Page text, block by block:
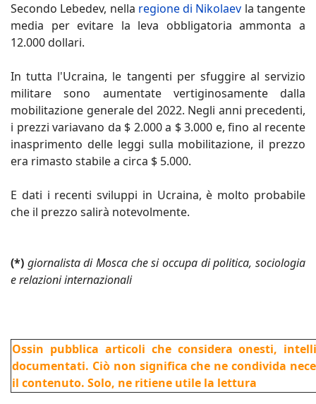
Secondo Lebedev, nella regione di Nikolaev la tangente
media per evitare la leva obbligatoria ammonta a
12.000 dollari.
In tutta l'Ucraina, le tangenti per sfuggire al servizio
militare sono aumentate vertiginosamente dalla
mobilitazione generale del 2022. Negli anni precedenti,
i prezzi variavano da $ 2.000 a $ 3.000 e, fino al recente
inasprimento delle leggi sulla mobilitazione, il prezzo
era rimasto stabile a circa $ 5.000.
E dati i recenti sviluppi in Ucraina, è molto probabile
che il prezzo salirà notevolmente.
(*) giornalista di Mosca che si occupa di politica, sociologia
e relazioni internazionali
Ossin pubblica articoli che considera onesti,
documentati. Ciò non significa che ne condivida
il contenuto. Solo, ne ritiene utile la lettura